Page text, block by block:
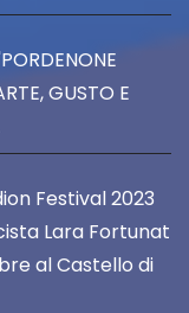
GUSTO E
Festival 2023
Lara Fortunat
al Castello di